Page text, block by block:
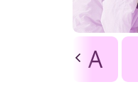
A